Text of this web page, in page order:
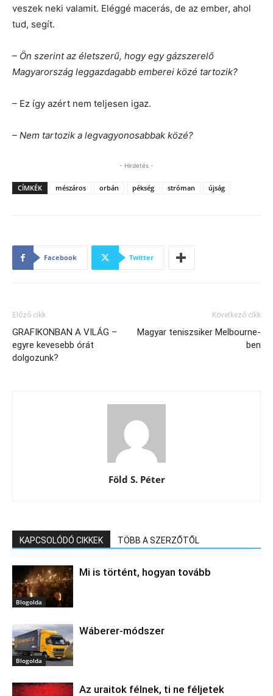
veszek neki valamit. Eléggé macerás, de az ember, ahol
tud, segít.
– Ön szerint az életszerű, hogy egy gázszerelő
Magyarország leggazdagabb emberei közé tartozik?
– Ez így azért nem teljesen igaz.
– Nem tartozik a legvagyonosabbak közé?
- Hirdetés -
CÍMKÉK mészáros orbán pékség stróman újság
Facebook Twitter
Előző cikk
GRAFIKONBAN A VILÁG –
egyre kevesebb órát
dolgozunk?
Következő cikk
Magyar teniszsiker Melbourne-
ben
Föld S. Péter
KAPCSOLÓDÓ CIKKEK TÖBB A SZERZŐTŐL
Blogolda
Mi is történt, hogyan tovább
Blogolda
Wáberer-módszer
Az uraitok félnek, ti ne féljetek